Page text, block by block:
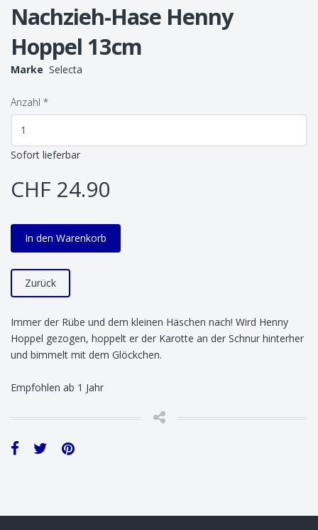
Nachzieh-Hase Henny
Hoppel 13cm
Marke Selecta
Anzahl *
Sofort lieferbar
CHF 24.90
In den Warenkorb
Zurück
Immer der Rübe und dem kleinen Häschen nach! Wird Henny
Hoppel gezogen, hoppelt er der Karotte an der Schnur hinterher
und bimmelt mit dem Glöckchen.
Empfohlen ab 1 Jahr